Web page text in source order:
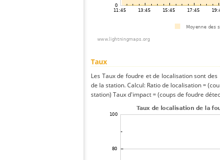
Taux
Les Taux de foudre et de localisation sont
de la station. Calcul: Ratio de localisation =
station) Taux d'impact = (coups de foudre